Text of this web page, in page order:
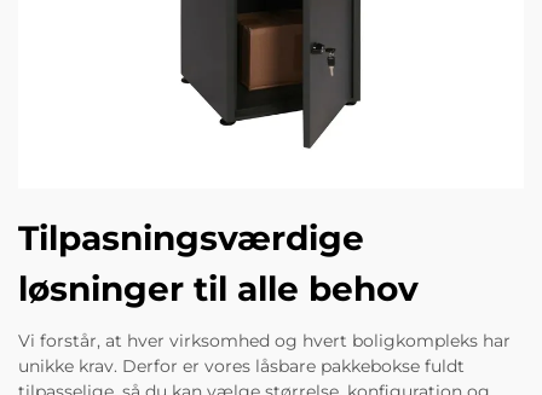
Tilpasningsværdige
løsninger til alle behov
Vi forstår, at hver virksomhed og hvert boligkompleks har
unikke krav. Derfor er vores låsbare pakkebokse fuldt